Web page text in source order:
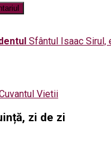
Sfântul Isaac
zi de zi